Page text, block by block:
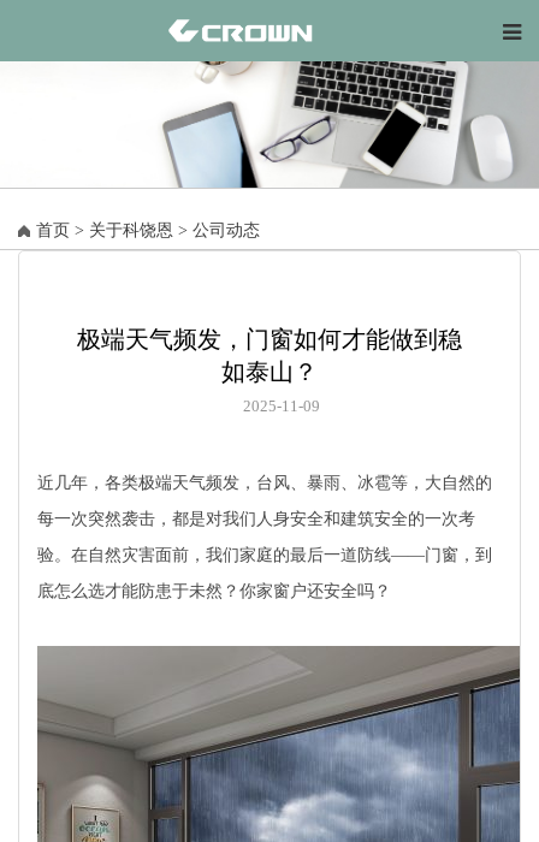
首页 > 关于科饶恩 > 公司动态
极端天气频发，门窗如何才能做到稳
如泰山？
2025-11-09
近几年，各类极端天气频发，台风、暴雨、冰雹等，大自然的
每一次突然袭击，都是对我们人身安全和建筑安全的一次考
验。在自然灾害面前，我们家庭的最后一道防线——门窗，到
底怎么选才能防患于未然？你家窗户还安全吗？